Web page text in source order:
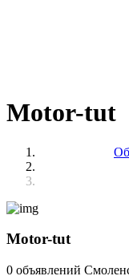
Motor-tut
Motor-tut
0 объявлений